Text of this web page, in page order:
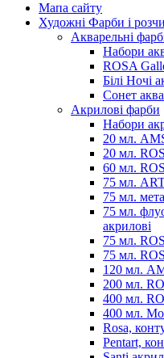
Мапа сайту
Художні Фарби і
Акварельні
Набори
ROSA
Білі Ночі
Сонет
Акрилові фарби
Набори
20 мл.
20 мл.
60 мл.
75 мл.
75 мл.
75 мл.
акрилові
75 мл.
75 мл.
120 мл.
200 мл.
400 мл.
400 мл.
Rosa,
Pentart,